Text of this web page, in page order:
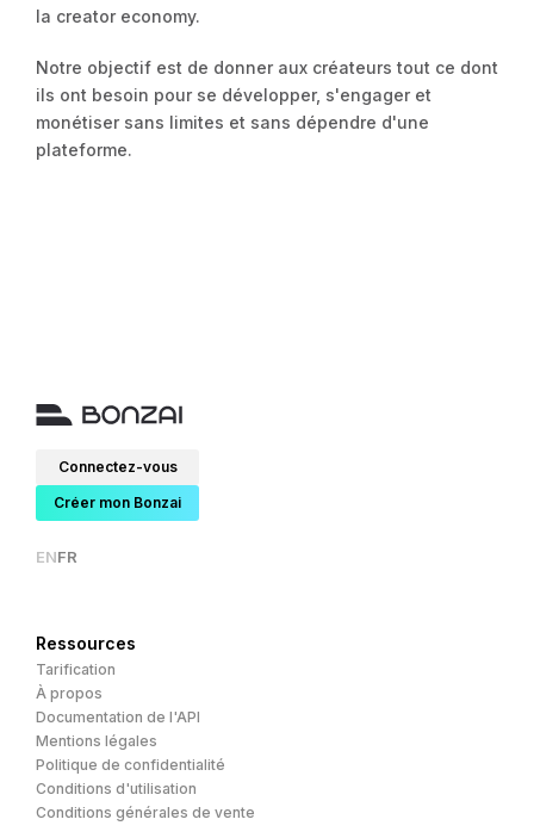
la creator economy.
Notre objectif est de donner aux créateurs tout ce dont
ils ont besoin pour se développer, s'engager et
monétiser sans limites et sans dépendre d'une
plateforme.
Connectez-vous
Créer mon Bonzai
ENFR
Ressources
Tarification
À propos
Documentation de l'API
Mentions légales
Politique de confidentialité
Conditions d'utilisation
Conditions générales de vente